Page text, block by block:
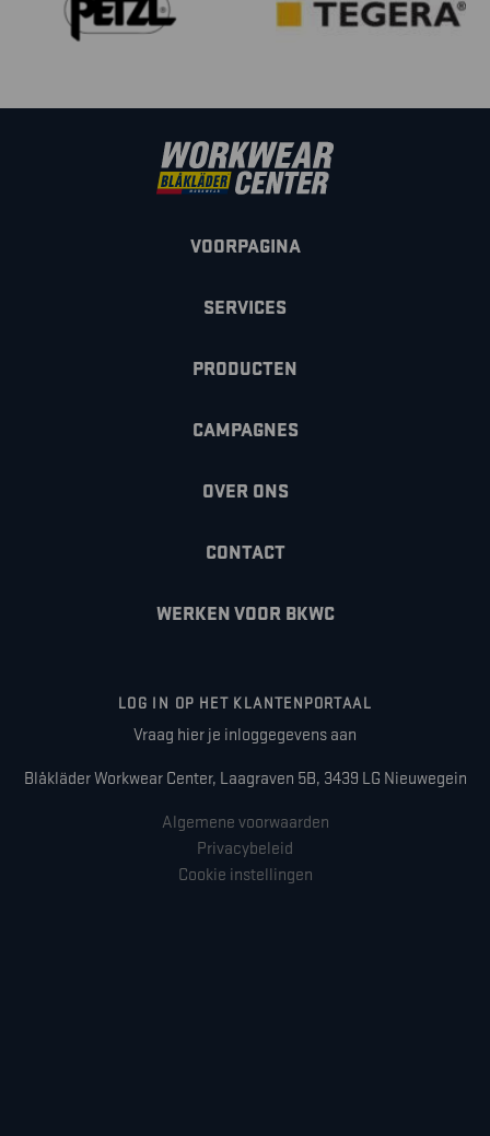
VOORPAGINA
SERVICES
PRODUCTEN
CAMPAGNES
OVER ONS
CONTACT
WERKEN VOOR BKWC
LOG IN OP HET KLANTENPORTAAL
Vraag hier je inloggegevens aan
Blåkläder Workwear Center, Laagraven 5B, 3439 LG Nieuwegein
Algemene voorwaarden
Privacybeleid
Cookie instellingen